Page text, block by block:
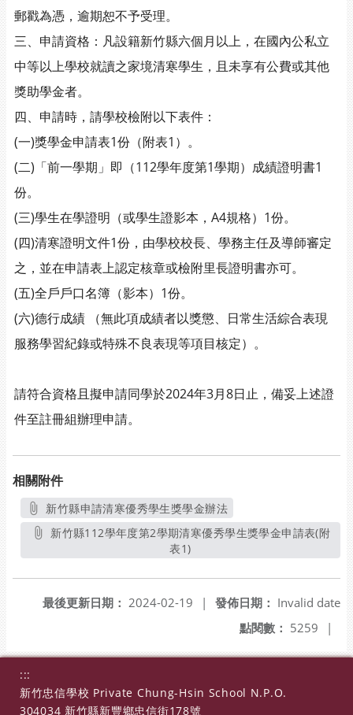
郵戳為憑，逾期恕不予受理。
三、申請資格：凡設籍新竹縣六個月以上，在國內公私立
中等以上學校就讀之家境清寒學生，且未享有公費或其他
獎助學金者。
四、申請時，請學校檢附以下表件：
(一)獎學金申請表1份（附表1）。
(二)「前一學期」即（112學年度第1學期）成績證明書1
份。
(三)學生在學證明（或學生證影本，A4規格）1份。
(四)清寒證明文件1份，由學校校長、學務主任及導師審定
之，並在申請表上認定核章或檢附里長證明書亦可。
(五)全戶戶口名簿（影本）1份。
(六)德行成績 （無此項成績者以獎懲、日常生活綜合表現
服務學習紀錄或特殊不良表現等項目核定）。
請符合資格且擬申請同學於2024年3月8日止，備妥上述證
件至註冊組辦理申請。
相關附件
新竹縣申請清寒優秀學生獎學金辦法
另開新視窗
表1)
發佈日期： Invalid date
最後更新日期： 2024-02-19
|
點閱數： 5259 |
:::
新竹忠信學校 Private Chung-Hsin School N.P.O.
304034 新竹縣新豐鄉忠信街178號